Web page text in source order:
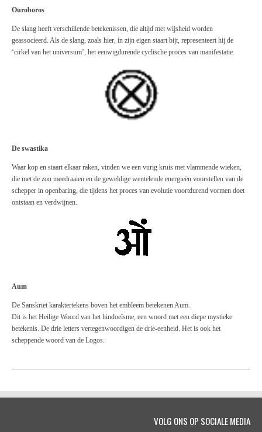
Ouroboros
De slang heeft verschillende betekenissen, die altijd met wijsheid worden
geassocieerd. Als de slang, zoals hier, in zijn eigen staart bijt, representeert hij de
‘cirkel van het universum’, het eeuwigdurende cyclische proces van manifestatie.
De swastika
Waar kop en staart elkaar raken, vinden we een vurig kruis met vlammende wieken,
die met de zon meedraaien en de geweldige wentelende energieën voorstellen van de
schepper in openbaring, die tijdens het proces van evolutie voortdurend vormen doet
ontstaan en verdwijnen.
Aum
De Sanskriet karaktertekens boven het embleem betekenen Aum.
Dit is het Heilige Woord van het hindoeïsme, een woord met een diepe mystieke
betekenis. De drie letters vertegenwoordigen de drie-eenheid. Het is ook het
scheppende woord van de Logos.
VOLG ONS OP SOCIALE MEDIA